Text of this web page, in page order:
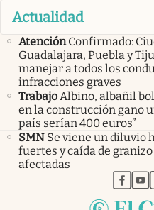
Actualidad
Atención Confirmado:
Guadalajara, Puebla y
manejar a todos los
infracciones graves
TrabajoAlbino, albañil
en la construcción gano
país serían 400 euros”
SMN Se viene un diluvio
fuertes y caída de
afectadas
abre